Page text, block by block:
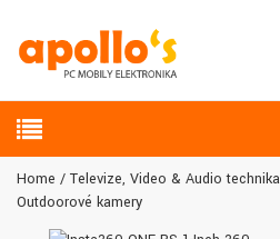
Home Televize, Video & Audio technika
Outdoorové kamery